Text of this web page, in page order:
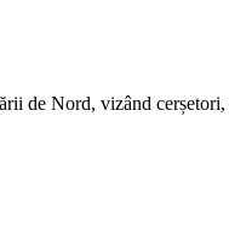
de Nord, vizând